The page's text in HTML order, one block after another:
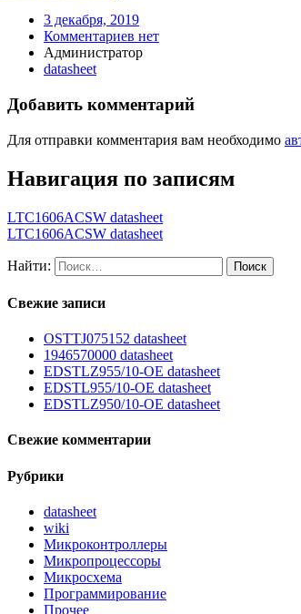
3 декабря, 2019
Комментариев нет
Администратор
datasheet
Добавить комментарий
Для отправки комментария вам необходимо
Навигация по записям
LTC1606ACSW datasheet
LTC1606ACSW datasheet
Найти:
Свежие записи
OSTTJ075152 datasheet
1946570000 datasheet
EDSTLZ955/10-OE datasheet
EDSTL955/10-OE datasheet
EDSTLZ950/10-OE datasheet
Свежие комментарии
Рубрики
datasheet
wiki
Микроконтроллеры
Микропроцессоры
Микросхема
Программирование
Прочее